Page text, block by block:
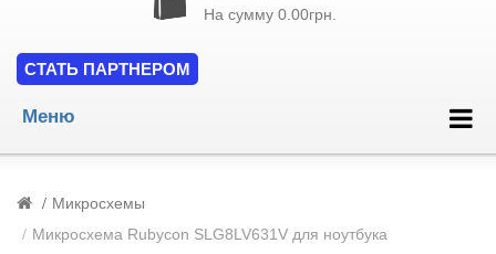
На сумму 0.00грн.
СТАТЬ ПАРТНЕРОМ
Меню
Микросхемы
Микросхема Rubycon SLG8LV631V для ноутбука